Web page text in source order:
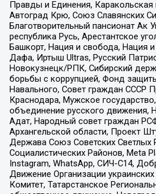
Правды и Единения, Каракольская
Автоград Крю, Союз Славянских
Благотворительный пансионат Ак
республика Русь, Арестантское
Башкорт, Нация и свобода, Нация и
Дафа, Иртыш Ultras, Русский
Новокузнецк/РПК, Сибирский
борьбы с коррупцией, Фонд
Навального, Совет граждан СССР
Краснодара, Мужское
объединение русского движения,
Адат, Народный совет граждан
Архангельской области, Проект
Держава Союз Советских Светлых
Социалистических Районов, Meta
Instagram, WhatsApp, СИЧ-С14,
Движение Организации
Комитет, Татарстанское